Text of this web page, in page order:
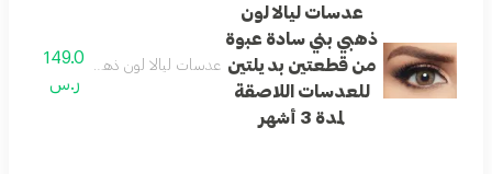
عدسات ليالا لون
ذهبي بني سادة عبوة
من قطعتين بديلتين
للعدسات اللاصقة
لمدة 3 أشهر
عدسات ليالا لون ذهبي بني سادة عبوة
149.0
ر.س